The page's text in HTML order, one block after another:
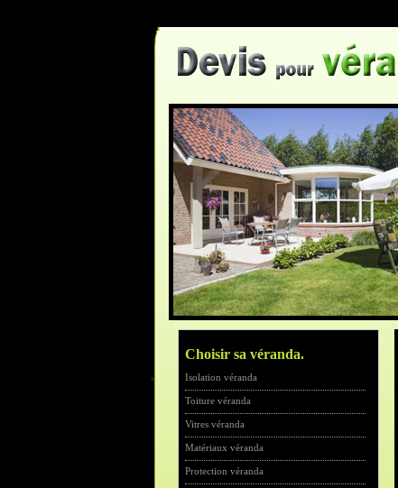
Choisir sa véranda.
Isolation véranda
Toiture véranda
Vitres véranda
Matériaux véranda
Protection véranda